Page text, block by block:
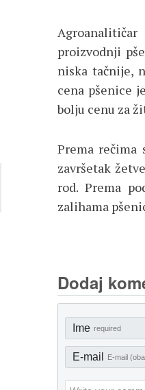
proizvodnji
niska tačnije,
cena pšenice
bolju cenu za
Prema rečima
završetak
rod. Prema
zalihama
Dodaj
Ime required
E-mail E-mail